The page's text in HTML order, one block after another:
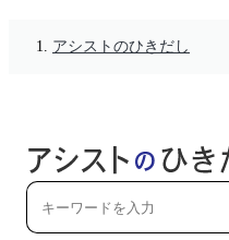
アシストのひきだし